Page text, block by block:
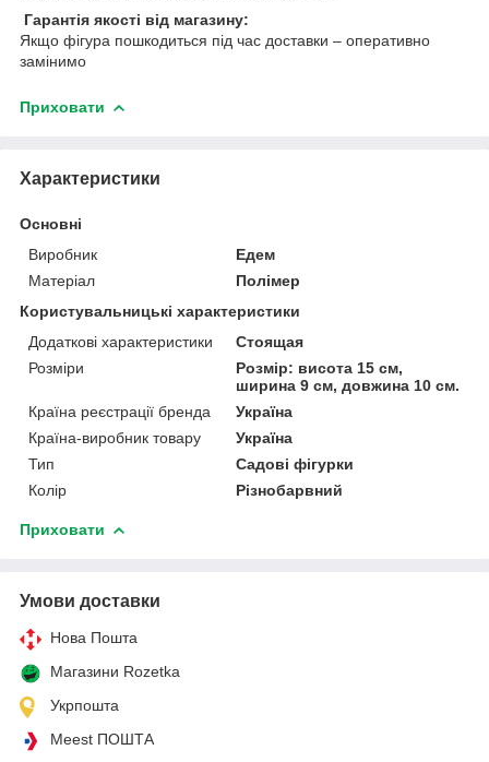
Гарантія якості від магазину:
Якщо фігура пошкодиться під час доставки – оперативно
замінимо
Приховати
Характеристики
Основні
Виробник
Едем
Матеріал
Полімер
Користувальницькі характеристики
Додаткові характеристики
Стоящая
Розміри
Розмір: висота 15 см,
ширина 9 см, довжина 10 см.
Країна реєстрації бренда
Україна
Країна-виробник товару
Україна
Тип
Садові фігурки
Колір
Різнобарвний
Приховати
Умови доставки
Нова Пошта
Магазини Rozetka
Укрпошта
Meest ПОШТА